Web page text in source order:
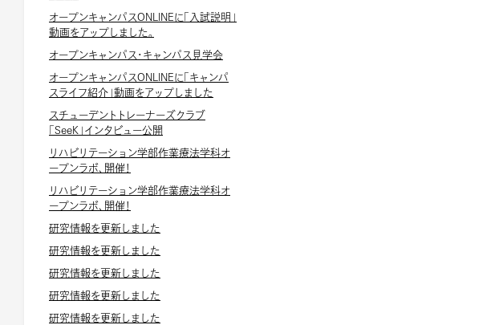
オープンキャンパスONLINEに「入試説明」
動画をアップしました。
オープンキャンパス・キャンパス見学会
オープンキャンパスONLINEに「キャンパ
スライフ紹介」動画をアップしました
スチューデントトレーナーズクラブ
「SeeK」インタビュー公開
リハビリテーション学部作業療法学科オ
ープンラボ、開催！
リハビリテーション学部作業療法学科オ
ープンラボ、開催！
研究情報を更新しました
研究情報を更新しました
研究情報を更新しました
研究情報を更新しました
研究情報を更新しました